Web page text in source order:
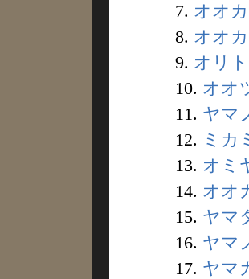
7. オオ
8. オオ
9. オリ
10. オオ
11. ヤマ
12. ミカ
13. オミ
14. オオ
15. ヤマ
16. ヤマ
17. ヤマ